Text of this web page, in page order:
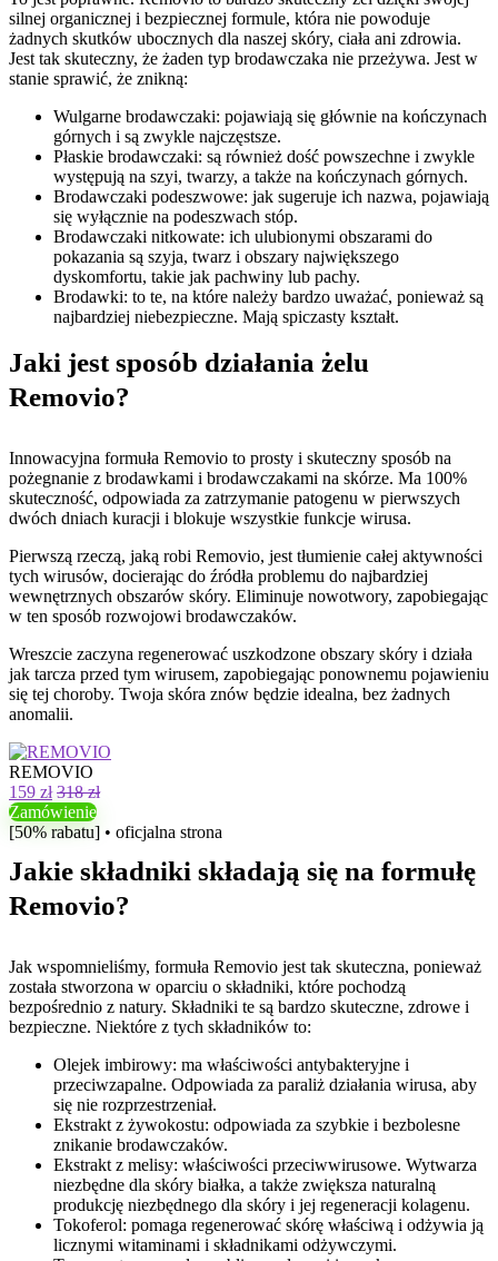
silnej organicznej i bezpiecznej formule, która nie powoduje
żadnych skutków ubocznych dla naszej skóry, ciała ani zdrowia.
Jest tak skuteczny, że żaden typ brodawczaka nie przeżywa. Jest w
stanie sprawić, że znikną:
Wulgarne brodawczaki: pojawiają się głównie na kończynach
górnych i są zwykle najczęstsze.
Płaskie brodawczaki: są również dość powszechne i zwykle
występują na szyi, twarzy, a także na kończynach górnych.
Brodawczaki podeszwowe: jak sugeruje ich nazwa, pojawiają
się wyłącznie na podeszwach stóp.
Brodawczaki nitkowate: ich ulubionymi obszarami do
pokazania są szyja, twarz i obszary największego
dyskomfortu, takie jak pachwiny lub pachy.
Brodawki: to te, na które należy bardzo uważać, ponieważ są
najbardziej niebezpieczne. Mają spiczasty kształt.
Jaki jest sposób działania żelu
Removio?
Innowacyjna formuła Removio to prosty i skuteczny sposób na
pożegnanie z brodawkami i brodawczakami na skórze. Ma 100%
skuteczność, odpowiada za zatrzymanie patogenu w pierwszych
dwóch dniach kuracji i blokuje wszystkie funkcje wirusa.
Pierwszą rzeczą, jaką robi Removio, jest tłumienie całej aktywności
tych wirusów, docierając do źródła problemu do najbardziej
wewnętrznych obszarów skóry. Eliminuje nowotwory, zapobiegając
w ten sposób rozwojowi brodawczaków.
Wreszcie zaczyna regenerować uszkodzone obszary skóry i działa
jak tarcza przed tym wirusem, zapobiegając ponownemu pojawieniu
się tej choroby. Twoja skóra znów będzie idealna, bez żadnych
anomalii.
REMOVIO
159 zł 318 zł
Zamówienie
[50% rabatu] • oficjalna strona
Jakie składniki składają się na formułę
Removio?
Jak wspomnieliśmy, formuła Removio jest tak skuteczna, ponieważ
została stworzona w oparciu o składniki, które pochodzą
bezpośrednio z natury. Składniki te są bardzo skuteczne, zdrowe i
bezpieczne. Niektóre z tych składników to:
Olejek imbirowy: ma właściwości antybakteryjne i
przeciwzapalne. Odpowiada za paraliż działania wirusa, aby
się nie rozprzestrzeniał.
Ekstrakt z żywokostu: odpowiada za szybkie i bezbolesne
znikanie brodawczaków.
Ekstrakt z melisy: właściwości przeciwwirusowe. Wytwarza
niezbędne dla skóry białka, a także zwiększa naturalną
produkcję niezbędnego dla skóry i jej regeneracji kolagenu.
Tokoferol: pomaga regenerować skórę właściwą i odżywia ją
licznymi witaminami i składnikami odżywczymi.